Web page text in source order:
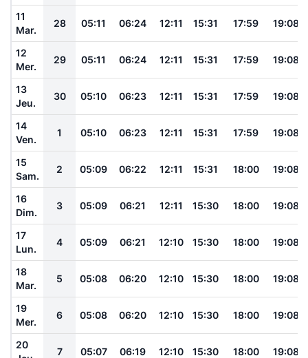
11
Mar.
28 05:11 06:24 12:11 15:31 17:59 19:08
12
Mer.
29 05:11 06:24 12:11 15:31 17:59 19:08
13
Jeu.
30 05:10 06:23 12:11 15:31 17:59 19:08
14
Ven.
1 05:10 06:23 12:11 15:31 17:59 19:08
15
Sam.
2 05:09 06:22 12:11 15:31 18:00 19:08
16
Dim.
3 05:09 06:21 12:11 15:30 18:00 19:08
17
Lun.
4 05:09 06:21 12:10 15:30 18:00 19:08
18
Mar.
5 05:08 06:20 12:10 15:30 18:00 19:08
19
Mer.
6 05:08 06:20 12:10 15:30 18:00 19:08
20
7 05:07 06:19 12:10 15:30 18:00 19:08